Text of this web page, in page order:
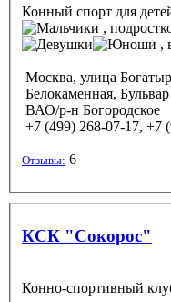
Конный спорт для
,
,
Москва, улица
Белокаменная,
ВАО/р-н Богородское
+7 (499) 268-07-17, +7
Отзывы: 6
КСК "Сокорос"
Конно-спортивный